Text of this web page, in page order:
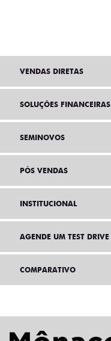
VENDAS DIRETAS
SOLUÇÕES FINANCEIRAS
SEMINOVOS
PÓS VENDAS
INSTITUCIONAL
AGENDE UM TEST DRIVE
COMPARATIVO